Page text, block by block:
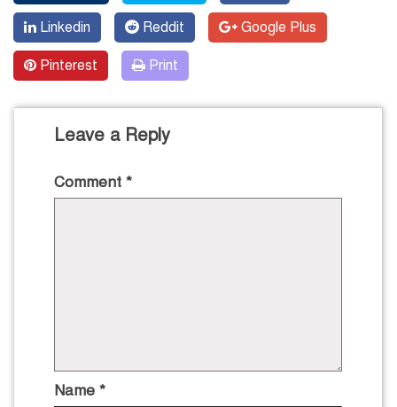
Linkedin Reddit Google Plus
Pinterest Print
Leave a Reply
Comment *
Name *